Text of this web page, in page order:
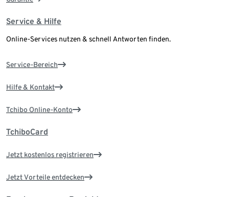
Service & Hilfe
Online-Services nutzen & schnell Antworten finden.
Service-Bereich
Hilfe & Kontakt
Tchibo Online-Konto
TchiboCard
Jetzt kostenlos registrieren
Jetzt Vorteile entdecken